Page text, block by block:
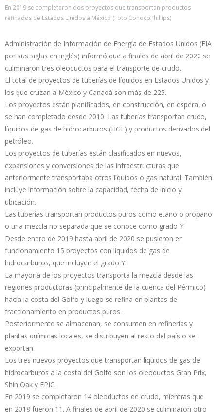
En 2019 se completaron dos proyectos que transportan productos
refinados de Estados Unidos a México (Foto ConocoPhillips)
Administración de Información de Energía de Estados Unidos (EIA
por sus siglas en inglés) informó que a finales de abril de 2020 se
culminaron tres oleoductos para el transporte de crudo.
El total de proyectos de tuberías de líquidos en Estados Unidos y
los que cruzan a México y Canadá son más de 225.
Los proyectos están planificados, en construcción, en espera, o
se han completado desde 2010. Las tuberías transportan crudo,
líquidos de gas de hidrocarburos (HGL) y productos derivados del
petróleo.
Los proyectos de tuberías están clasificados en nuevos,
expansiones y conversiones de las infraestructuras que
anteriormente transportaba otros líquidos o gas natural. También
incluye información sobre la capacidad, fecha de inicio y
ubicación.
Las tuberías transportan productos puros como etano o propano
o una mezcla no separada que se conoce como grado Y.
Desde enero de 2019 hasta abril de 2020 se pusieron en
funcionamiento 15 proyectos con líquidos de gas de
hidrocarburos, que incluyen el grado Y.
La mayoría de los proyectos transporta la mezcla desde las
regiones productoras (principalmente de la cuenca del Pérmico)
hacia la costa del Golfo y luego se refina en plantas de
fraccionamiento en productos puros.
Posteriormente se almacenan, se consumen en refinerías y
plantas químicas locales, se distribuyen al resto del país o se
exportan.
Los tres nuevos proyectos que transportan líquidos de gas de
hidrocarburos a la costa del Golfo son los oleoductos Gran Prix,
Shin Oak y EPIC.
En 2019 se completaron 14 oleoductos de crudo, mientras que
en 2018 fueron 11. A finales de abril de 2020 se culminaron otro